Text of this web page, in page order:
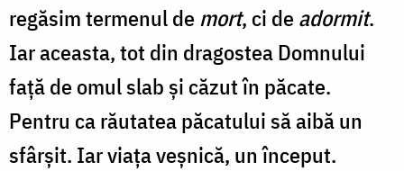
regăsim termenul demort, ci deadormit.
Iar aceasta, tot din dragostea Domnului
faţă de omul slab şi căzut în păcate.
Pentru ca răutatea păcatului să aibă un
sfârşit. Iar viaţa veşnică, un început.